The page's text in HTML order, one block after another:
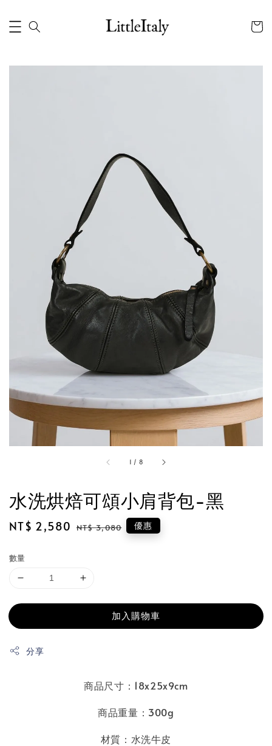
1 / 8
水洗烘焙可頌小肩背包-黑
Sale
NT$ 2,580 Regular
NT$ 3,080 優惠
數量
加入購物車
分享
商品尺寸：18x25x9cm
商品重量：300g
材質：水洗牛皮